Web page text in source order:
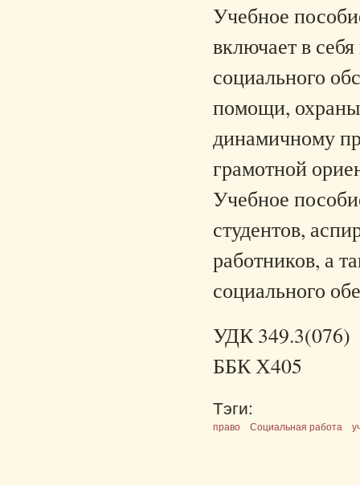
Учебное
включает в
социального
помощи, охраны
динамичному
грамотной
Учебное
студентов,
работников, а
социального
УДК 349.3(076)
ББК Х405
Тэги:
право Социальная работа